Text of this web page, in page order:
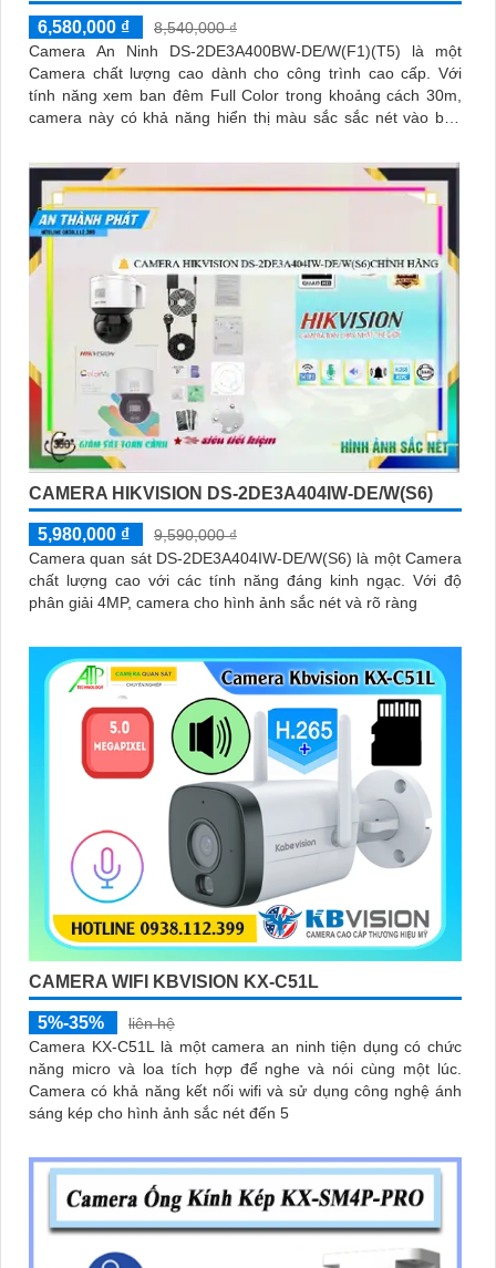
6,580,000 ₫
8,540,000 ₫
Camera An Ninh DS-2DE3A400BW-DE/W(F1)(T5) là một
Camera chất lượng cao dành cho công trình cao cấp. Với
tính năng xem ban đêm Full Color trong khoảng cách 30m,
camera này có khả năng hiển thị màu sắc sắc nét vào ban
CAMERA HIKVISION DS-2DE3A404IW-DE/W(S6)
5,980,000 ₫
9,590,000 ₫
Camera quan sát DS-2DE3A404IW-DE/W(S6) là một Camera
chất lượng cao với các tính năng đáng kinh ngạc. Với độ
phân giải 4MP, camera cho hình ảnh sắc nét và rõ ràng
CAMERA WIFI KBVISION KX-C51L
5%-35%
liên hệ
Camera KX-C51L là một camera an ninh tiện dụng có chức
năng micro và loa tích hợp để nghe và nói cùng một lúc.
Camera có khả năng kết nối wifi và sử dụng công nghệ ánh
sáng kép cho hình ảnh sắc nét đến 5